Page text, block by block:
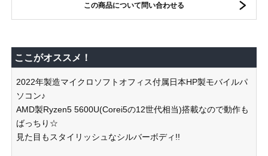
この商品について問い合わせる
ここがオススメ！
2022年製造マイクロソフトオフィス付属日本HP製モバイルパ
ソコン♪
AMD製Ryzen5 5600U(Corei5の12世代相当)搭載なので動作も
ばっちり☆
見た目もスタイリッシュなシルバーボディ!!